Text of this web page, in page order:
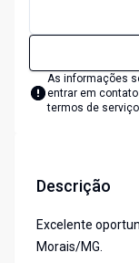
As informações
entrar em
termos de serviço
Descrição
Excelente
Morais/MG.